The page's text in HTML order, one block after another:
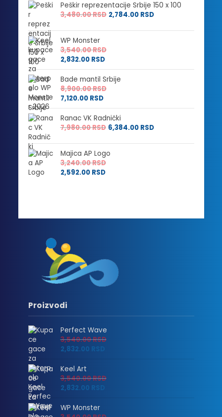
Peškir reprezentacije Srbije 150 x 100
3,480.00RSD 2,784.00 RSD
WP Monster
3,540.00RSD
2,832.00 RSD
Bade mantil Srbije
8,900.00RSD
7,120.00 RSD
Ranac VK Radnički
7,980.00RSD 6,384.00 RSD
Majica AP Logo
3,240.00RSD
2,592.00 RSD
Proizvodi
Perfect Wave
3,540.00RSD
2,832.00 RSD
Keel Art
3,540.00RSD
2,832.00 RSD
WP Monster